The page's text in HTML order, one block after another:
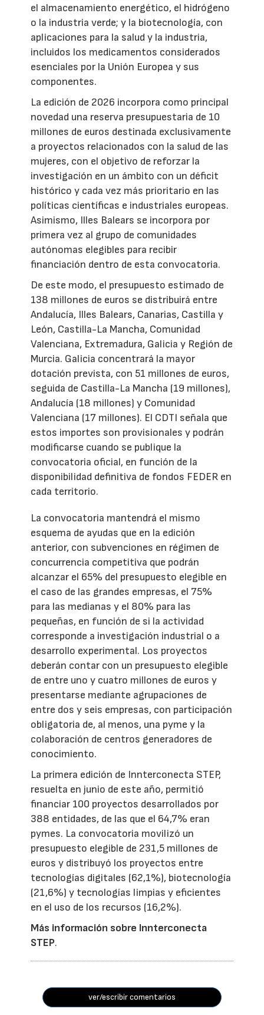
el almacenamiento energético, el hidrógeno
o la industria verde; y la biotecnología, con
aplicaciones para la salud y la industria,
incluidos los medicamentos considerados
esenciales por la Unión Europea y sus
componentes.
La edición de 2026 incorpora como principal
novedad una reserva presupuestaria de 10
millones de euros destinada exclusivamente
a proyectos relacionados con la salud de las
mujeres, con el objetivo de reforzar la
investigación en un ámbito con un déficit
histórico y cada vez más prioritario en las
políticas científicas e industriales europeas.
Asimismo, Illes Balears se incorpora por
primera vez al grupo de comunidades
autónomas elegibles para recibir
financiación dentro de esta convocatoria.
De este modo, el presupuesto estimado de
138 millones de euros se distribuirá entre
Andalucía, Illes Balears, Canarias, Castilla y
León, Castilla-La Mancha, Comunidad
Valenciana, Extremadura, Galicia y Región de
Murcia. Galicia concentrará la mayor
dotación prevista, con 51 millones de euros,
seguida de Castilla-La Mancha (19 millones),
Andalucía (18 millones) y Comunidad
Valenciana (17 millones). El CDTI señala que
estos importes son provisionales y podrán
modificarse cuando se publique la
convocatoria oficial, en función de la
disponibilidad definitiva de fondos FEDER en
cada territorio.
La convocatoria mantendrá el mismo
esquema de ayudas que en la edición
anterior, con subvenciones en régimen de
concurrencia competitiva que podrán
alcanzar el 65% del presupuesto elegible en
el caso de las grandes empresas, el 75%
para las medianas y el 80% para las
pequeñas, en función de si la actividad
corresponde a investigación industrial o a
desarrollo experimental. Los proyectos
deberán contar con un presupuesto elegible
de entre uno y cuatro millones de euros y
presentarse mediante agrupaciones de
entre dos y seis empresas, con participación
obligatoria de, al menos, una pyme y la
colaboración de centros generadores de
conocimiento.
La primera edición de Innterconecta STEP,
resuelta en junio de este año, permitió
financiar 100 proyectos desarrollados por
388 entidades, de las que el 64,7% eran
pymes. La convocatoria movilizó un
presupuesto elegible de 231,5 millones de
euros y distribuyó los proyectos entre
tecnologías digitales (62,1%), biotecnología
(21,6%) y tecnologías limpias y eficientes
en el uso de los recursos (16,2%).
Más información sobre Innterconecta
STEP.
ver/escribir comentarios